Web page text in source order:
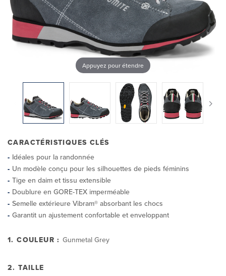
Appuyez pour étendre
CARACTÉRISTIQUES CLÉS
Idéales pour la randonnée
Un modèle conçu pour les silhouettes de pieds féminins
Tige en daim et tissu extensible
Doublure en GORE-TEX imperméable
Semelle extérieure Vibram® absorbant les chocs
Garantit un ajustement confortable et enveloppant
1. COULEUR :Gunmetal Grey
2. TAILLE